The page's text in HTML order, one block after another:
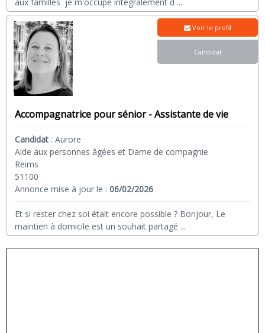
Accompagnatrice pour sénior - Assistante de vie
Candidat :Aurore
Aide aux personnes âgées et Dame de compagnie
Reims
51100
Annonce mise à jour le :06/02/2026
Et si rester chez soi était encore possible ? Bonjour, Le
maintien à domicile est un souhait partagé ...
Voir le profil
Candidat